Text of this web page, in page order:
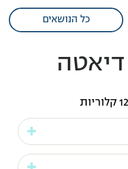
כל הנושאים